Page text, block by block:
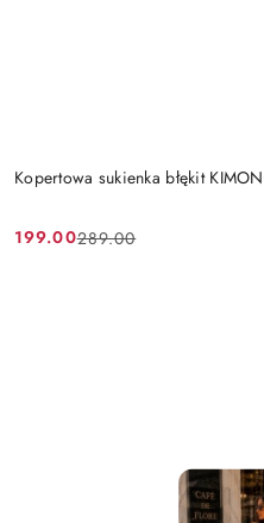
Kopertowa sukienka błękit
Cena
199.00
Cena
289.00